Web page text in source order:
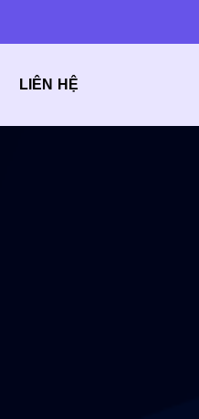
LIÊN HỆ